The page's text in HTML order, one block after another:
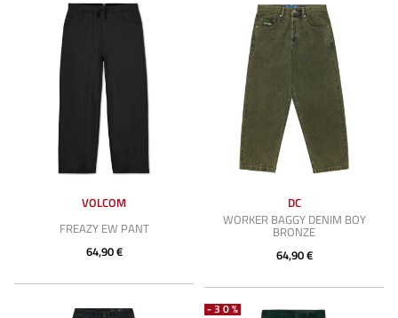
VOLCOM
FREAZY EW PANT
64,90 €
DC
WORKER BAGGY DENIM BOY
BRONZE
64,90 €
-30%